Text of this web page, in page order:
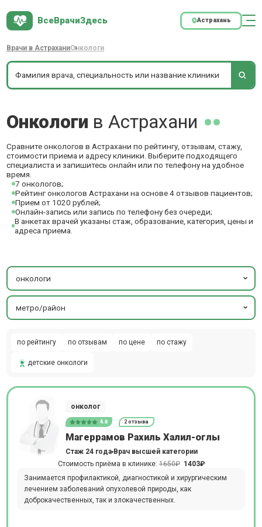
ВсеВрачиЗдесь Астрахань
Врачи в АстраханиОнкологи
Онкологи в Астрахани
Сравните онкологов в Астрахани по рейтингу, отзывам, стажу,
стоимости приема и адресу клиники. Выберите подходящего
специалиста и запишитесь онлайн или по телефону на удобное
время.
7 онкологов;
Рейтинг онкологов Астрахани на основе 4 отзывов пациентов;
Прием от 1020 рублей;
Онлайн-запись или запись по телефону без очереди;
В анкетах врачей указаны стаж, образование, категория, цены и
адреса приема.
онкологи
метро/район
по рейтингу по отзывам по цене по стажу
детские онкологи
онколог
4.8 2 отзыва
Магеррамов Рахиль Халил-оглы
Стаж 24 года Врач высшей категории
Стоимость приёма в клинике:1650₽ 1403₽
Занимается профилактикой, диагностикой и хирургическим
лечением заболеваний опухолевой природы, как
доброкачественных, так и злокачественных.